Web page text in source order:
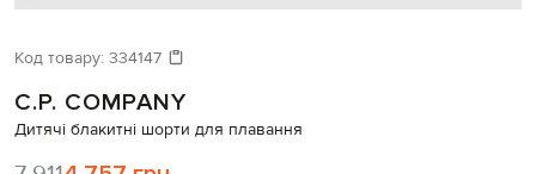
Код товару: 334147
C.P. COMPANY
Дитячі блакитні шорти для плавання